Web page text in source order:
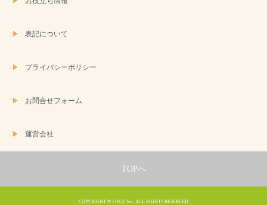
表記について
プライバシーポリシー
お問合せフォーム
運営会社
TOPへ
COPYRIGHT © LOGZ Inc. ALL RIGHTS RESERVED